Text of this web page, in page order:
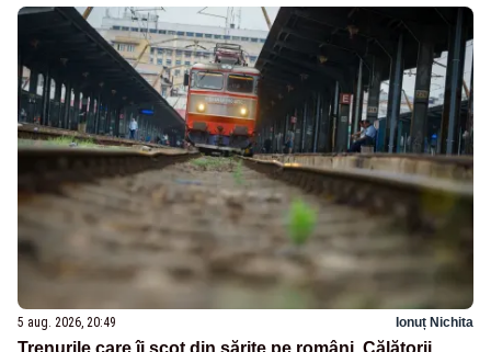
5 aug. 2026, 20:49 Ionuț Nichita